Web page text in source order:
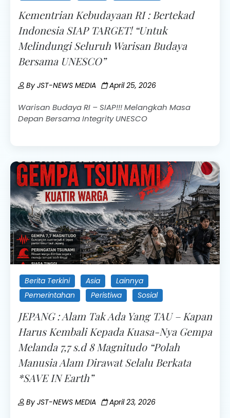
Kementrian Kebudayaan RI : Bertekad
Indonesia SIAP TARGET! “Untuk
Melindungi Seluruh Warisan Budaya
Bersama UNESCO”
ByJST-NEWS MEDIA April 25, 2026
Warisan Budaya RI – SIAP!!! Melangkah Masa
Depan Bersama Integrity UNESCO
Berita Terkini Asia
Lainnya
Pemerintahan
Peristiwa Sosial
JEPANG : Alam Tak Ada Yang TAU – Kapan
Harus Kembali Kepada Kuasa-Nya Gempa
Melanda 7,7 s.d 8 Magnitudo “Polah
Manusia Alam Dirawat Selalu Berkata
*SAVE IN Earth”
ByJST-NEWS MEDIA April 23, 2026